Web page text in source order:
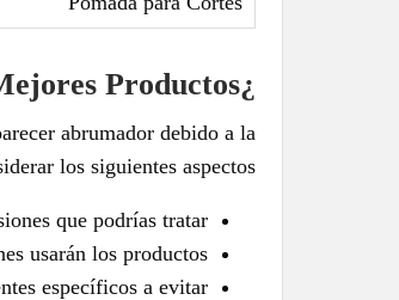
¿Cómo Seleccionar los Mejores Productos?
abrumador debido a la
los siguientes aspectos:
que podrías tratar
usarán los productos
específicos a evitar